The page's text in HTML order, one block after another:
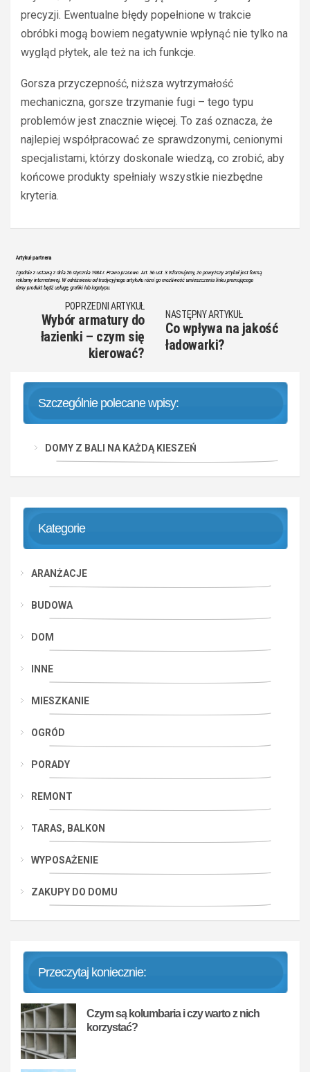
precyzji. Ewentualne błędy popełnione w trakcie
obróbki mogą bowiem negatywnie wpłynąć nie tylko na
wygląd płytek, ale też na ich funkcje.
Gorsza przyczepność, niższa wytrzymałość
mechaniczna, gorsze trzymanie fugi – tego typu
problemów jest znacznie więcej. To zaś oznacza, że
najlepiej współpracować ze sprawdzonymi, cenionymi
specjalistami, którzy doskonale wiedzą, co zrobić, aby
końcowe produkty spełniały wszystkie niezbędne
kryteria.
POPRZEDNI ARTYKUŁ
Wybór armatury do
łazienki – czym się
kierować?
NASTĘPNY ARTYKUŁ
Co wpływa na jakość
ładowarki?
Szczególnie polecane wpisy:
DOMY Z BALI NA KAŻDĄ KIESZEŃ
Kategorie
ARANŻACJE
BUDOWA
DOM
INNE
MIESZKANIE
OGRÓD
PORADY
REMONT
TARAS, BALKON
WYPOSAŻENIE
ZAKUPY DO DOMU
Przeczytaj koniecznie:
Czym są kolumbaria i czy warto z nich
korzystać?